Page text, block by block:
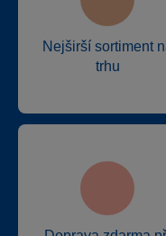
Nejširší sortiment
trhu